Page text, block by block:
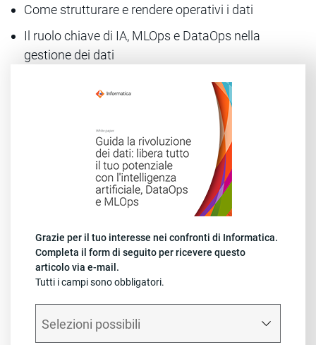
Come strutturare e rendere operativi i dati
Il ruolo chiave di IA, MLOps e DataOps nella
gestione dei dati
Grazie per il tuo interesse nei confronti di Informatica.
Completa il form di seguito per ricevere questo
articolo via e-mail.
Tutti i campi sono obbligatori.